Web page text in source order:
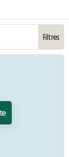
Filtres